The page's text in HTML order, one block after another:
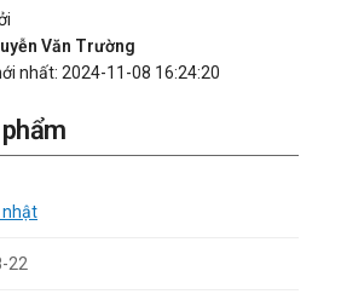
Văn Trường
nhất: 2024-11-08 16:24:20
nhật
22